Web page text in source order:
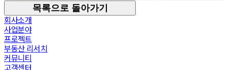
목록으로 돌아가기
회사소개
사업분야
프로젝트
부동산 리서치
커뮤니티
고객센터